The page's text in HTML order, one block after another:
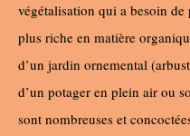
végétalisation qui a besoin de
plus riche en matière
d’un jardin ornemental
d’un potager en plein air ou
sont nombreuses et